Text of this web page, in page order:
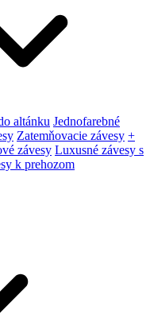
altánku Jednofarebné
Zatemňovacie závesy +
závesy Luxusné závesy s
k prehozom